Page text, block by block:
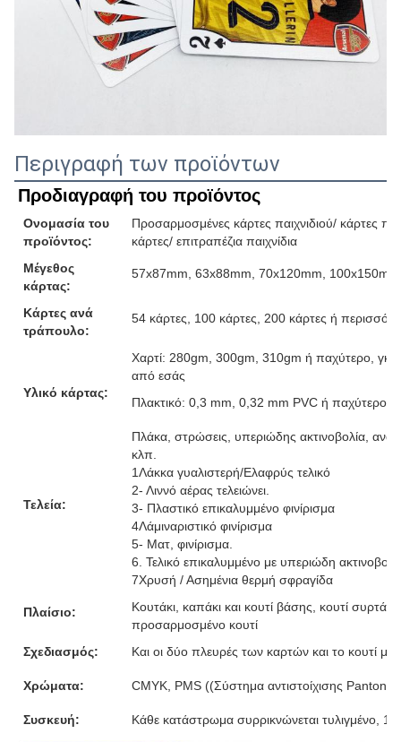
Περιγραφή των προϊόντων
Προδιαγραφή του προϊόντος
Ονομασία του
προϊόντος:
Προσαρμοσμένες κάρτες παιχνιδιού/ κάρτες
κάρτες/ επιτραπέζια παιχνίδια
Μέγεθος
κάρτας:
57x87mm, 63x88mm, 70x120mm,
Κάρτες ανά
τράπουλο:
54 κάρτες, 100 κάρτες, 200 κάρτες ή
Υλικό κάρτας:
Χαρτί: 280gm, 300gm, 310gm ή παχύτερο,
από εσάς
Πλακτικό: 0,3 mm, 0,32 mm PVC ή παχύτερο
Τελεία:
Πλάκα, στρώσεις, υπεριώδης ακτινοβολία,
κλπ.
1Λάκκα γυαλιστερή/Ελαφρύς τελικό
2- Λιννό αέρας τελειώνει.
3- Πλαστικό επικαλυμμένο φινίρισμα
4Λάμιναριστικό φινίρισμα
5- Ματ, φινίρισμα.
6. Τελικό επικαλυμμένο με υπεριώδη
7Χρυσή / Ασημένια θερμή σφραγίδα
Πλαίσιο:
Κουτάκι, καπάκι και κουτί βάσης, κουτί
προσαρμοσμένο κουτί
Σχεδιασμός:
Και οι δύο πλευρές των καρτών και το κουτί
Χρώματα: CMYK, PMS ((Σύστημα αντιστοίχισης Pantone)
Συσκευή: Κάθε κατάστρωμα συρρικνώνεται τυλιγμένο,